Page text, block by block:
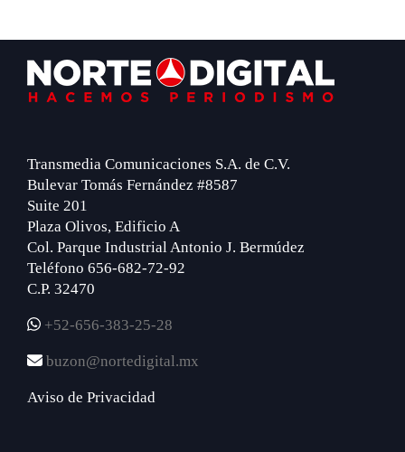
Footer
Transmedia Comunicaciones S.A. de C.V.
Bulevar Tomás Fernández #8587
Suite 201
Plaza Olivos, Edificio A
Col. Parque Industrial Antonio J. Bermúdez
Teléfono 656-682-72-92
C.P. 32470
+52-656-383-25-28
buzon@nortedigital.mx
Aviso de Privacidad